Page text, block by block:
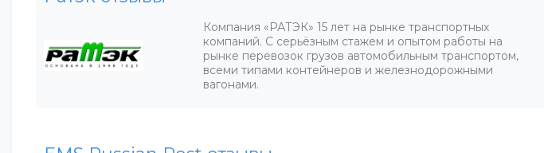
Компания «РАТЭК» 15 лет на рынке транспортных
компаний. С серьёзным стажем и опытом работы на
рынке перевозок грузов автомобильным транспортом,
всеми типами контейнеров и железнодорожными
вагонами.